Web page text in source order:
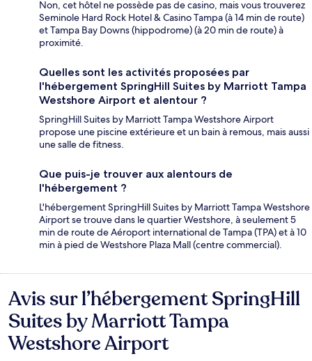
Non, cet hôtel ne possède pas de casino, mais vous trouverez
Seminole Hard Rock Hotel & Casino Tampa (à 14 min de route)
et Tampa Bay Downs (hippodrome) (à 20 min de route) à
proximité.
Quelles sont les activités proposées par
l'hébergement SpringHill Suites by Marriott Tampa
Westshore Airport et alentour ?
SpringHill Suites by Marriott Tampa Westshore Airport
propose une piscine extérieure et un bain à remous, mais aussi
une salle de fitness.
Que puis-je trouver aux alentours de
l'hébergement ?
L'hébergement SpringHill Suites by Marriott Tampa Westshore
Airport se trouve dans le quartier Westshore, à seulement 5
min de route de Aéroport international de Tampa (TPA) et à 10
min à pied de Westshore Plaza Mall (centre commercial).
Avis
Avis sur l’hébergement SpringHill
Suites by Marriott Tampa
Westshore Airport